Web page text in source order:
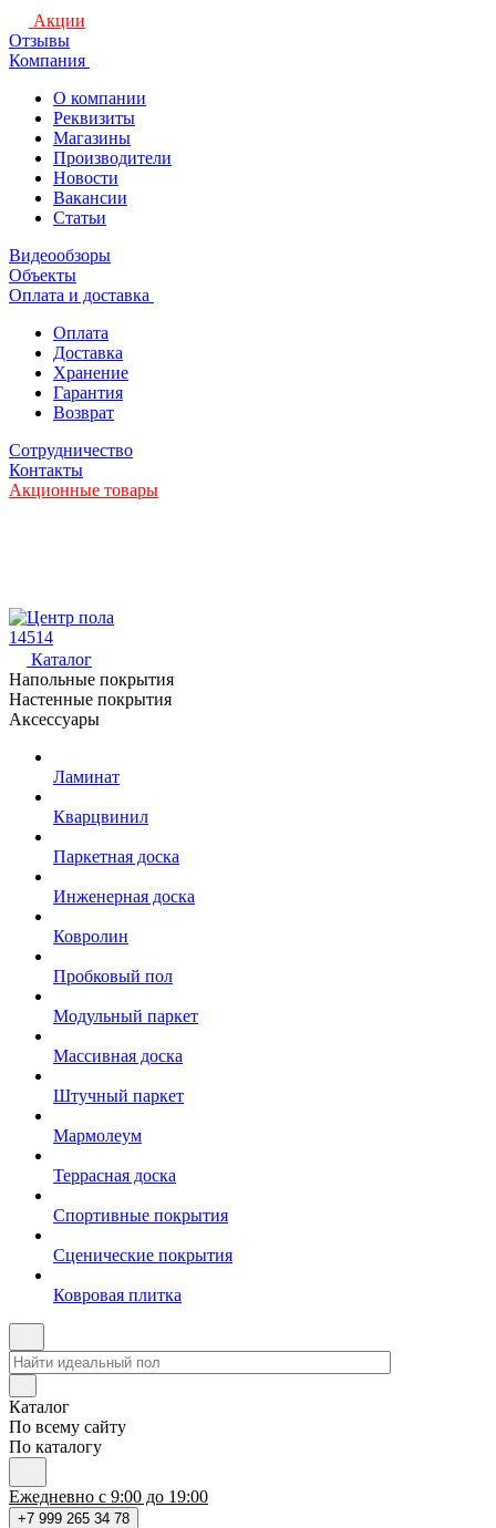
Акции
Отзывы
Компания
О компании
Реквизиты
Магазины
Производители
Новости
Вакансии
Статьи
Видеообзоры
Объекты
Оплата и доставка
Оплата
Доставка
Хранение
Гарантия
Возврат
Сотрудничество
Контакты
Акционные товары
14514
Каталог
Напольные покрытия
Настенные покрытия
Аксессуары
Ламинат
Кварцвинил
Паркетная доска
Инженерная доска
Ковролин
Пробковый пол
Модульный паркет
Массивная доска
Штучный паркет
Мармолеум
Террасная доска
Спортивные покрытия
Сценические покрытия
Ковровая плитка
Каталог
По всему сайту
По каталогу
Ежедневно с 9:00 до 19:00
+7 999 265 34 78